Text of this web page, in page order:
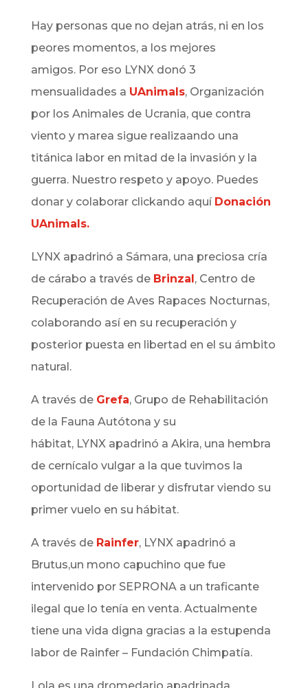
Hay personas que no dejan atrás, ni en los
peores momentos, a los mejores
amigos. Por eso LYNX donó 3
mensualidades a UAnimals, Organización
por los Animales de Ucrania, que contra
viento y marea sigue realizaando una
titánica labor en mitad de la invasión y la
guerra. Nuestro respeto y apoyo. Puedes
donar y colaborar clickando aquí Donación
UAnimals.
LYNX apadrinó a Sámara, una preciosa cría
de cárabo a través de Brinzal, Centro de
Recuperación de Aves Rapaces Nocturnas,
colaborando así en su recuperación y
posterior puesta en libertad en el su ámbito
natural.
A través de Grefa, Grupo de Rehabilitación
de la Fauna Autótona y su
hábitat, LYNX apadrinó a Akira, una hembra
de cernícalo vulgar a la que tuvimos la
oportunidad de liberar y disfrutar viendo su
primer vuelo en su hábitat.
A través de Rainfer, LYNX apadrinó a
Brutus,un mono capuchino que fue
intervenido por SEPRONA a un traficante
ilegal que lo tenía en venta. Actualmente
tiene una vida digna gracias a la estupenda
labor de Rainfer – Fundación Chimpatía.
Lola es una dromedario apadrinada